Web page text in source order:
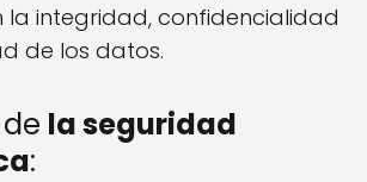
la integridad, confidencialidad
de los datos.
la seguridad
: